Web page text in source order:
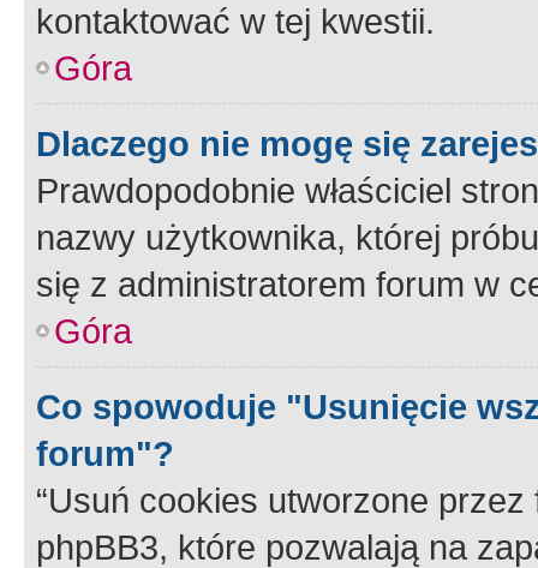
kontaktować w tej kwestii.
Góra
Dlaczego nie mogę się
Prawdopodobnie właściciel
nazwy użytkownika, której
się z administratorem forum w
Góra
Co spowoduje "Usunięcie
forum"?
“Usuń cookies utworzone
phpBB3, które pozwalają na